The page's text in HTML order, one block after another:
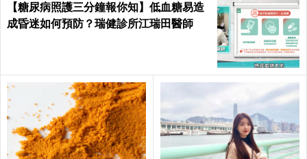
【糖尿病照護三分鐘報你知】低血糖易造
成昏迷如何預防？瑞健診所江瑞田醫師